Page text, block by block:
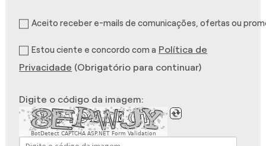
Aceito receber e-mails de comunicações, ofertas ou
Estou ciente e concordo com a Política de
Privacidade (Obrigatório para continuar)
Digite o código da imagem:
BotDetect CAPTCHA ASP.NET Form Validation